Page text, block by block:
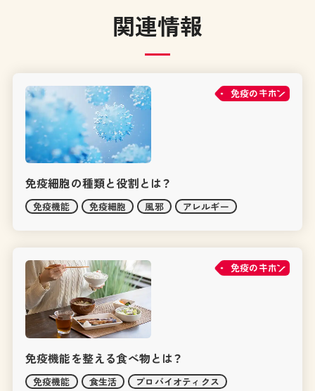
関連情報
免疫の
免疫細胞の種類と役割とは？
免疫機能 免疫細胞 風邪 アレルギー
免疫の
免疫機能を整える食べ物とは？
免疫機能 食生活 プロバイオティクス